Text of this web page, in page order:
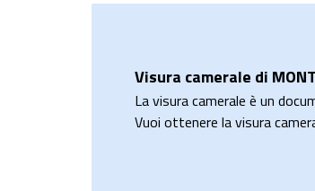
Visura camerale di
La visura camerale è un
Vuoi ottenere la visura